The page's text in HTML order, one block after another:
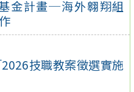
金計畫─海外翱翔組
技職教案徵選實施